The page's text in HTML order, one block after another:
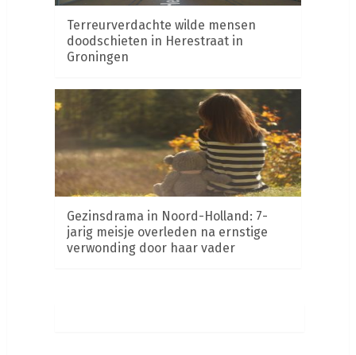
Terreurverdachte wilde mensen
doodschieten in Herestraat in
Groningen
Gezinsdrama in Noord-Holland: 7-
jarig meisje overleden na ernstige
verwonding door haar vader